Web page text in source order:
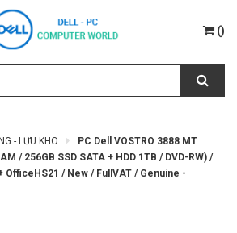
()
- LƯU KHO
PC Dell VOSTRO 3888 MT
/ 256GB SSD SATA + HDD 1TB / DVD-RW) /
OfficeHS21 / New / FullVAT / Genuine -